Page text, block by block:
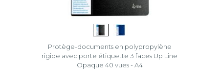
Protège-documents en polypropylène
rigide avec porte étiquette 3 faces Up Line
Opaque 40 vues - A4